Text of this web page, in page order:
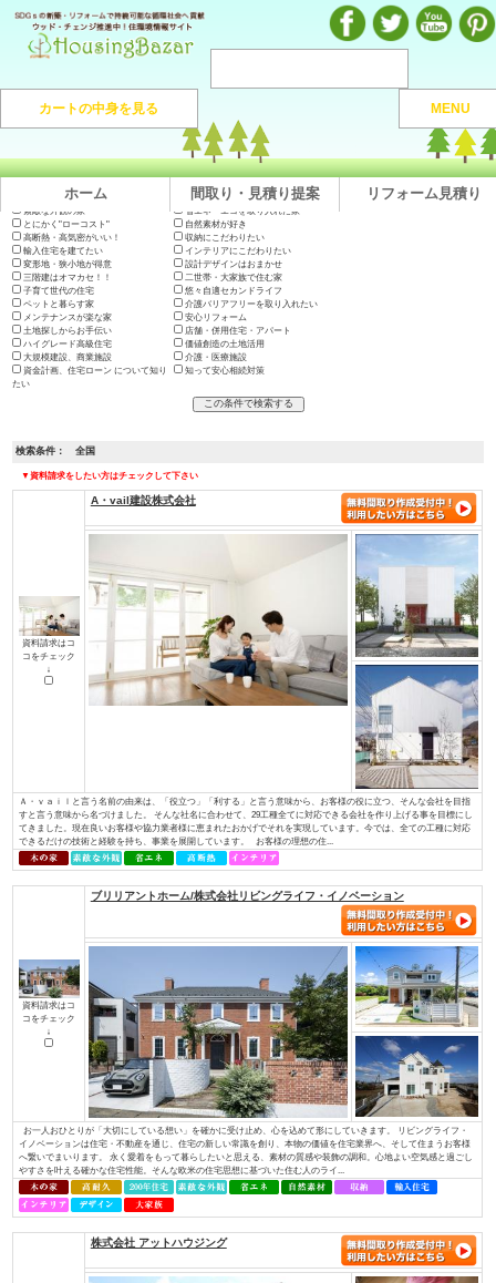
カートの中身を見る MENU
ホーム 間取り・見積り提案 リフォーム見積り
注文住宅のマンガや施工実例、動画を見ながら地域の優良工務店が探せるハウジングバザール
注文住宅HOME> 地域から捜す >全国
出展会社一覧
テーマで絞り込む
木の家に住みたい 地震に強い高耐久の家
長期優良住宅・200年住宅
やっぱり"和"が好き
素敵な外観の家
省エネ・エコを取り入れた家
とにかく"ローコスト"
高断熱・高気密がいい！
設計デザインはおまかせ
子育て世代の住宅
メンテナンスが楽な家
安心リフォーム
土地探しからお手伝い
店舗・併用住宅・アパート
ハイグレード高級住宅
価値創造の土地活用
介護・医療施設
資金計画、住宅ローン について知り
知って安心相続対策
検索条件： 全国
資料請求はコ
コをチェック
Ａ・ｖａｉｌと言う名前の由来は、「役立つ」「利する」と言う意味から
すと言う意味から名づけました。 そんな社名に合わせて、29工種全てに対
てきました。現在良いお客様や協力業者様に恵まれたおかげでそれを実現